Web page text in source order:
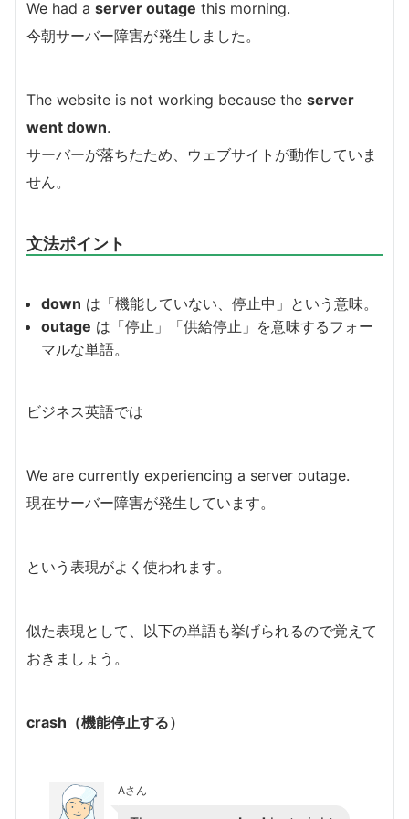
We had a server outage this morning.
今朝サーバー障害が発生しました。
The website is not working because the server
went down.
サーバーが落ちたため、ウェブサイトが動作していま
せん。
文法ポイント
down は「機能していない、停止中」という意味。
outage は「停止」「供給停止」を意味するフォー
マルな単語。
ビジネス英語では
We are currently experiencing a server outage.
現在サーバー障害が発生しています。
という表現がよく使われます。
似た表現として、以下の単語も挙げられるので覚えて
おきましょう。
crash（機能停止する）
Aさん